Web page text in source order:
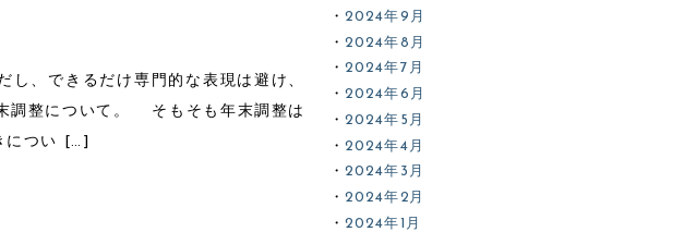
、できるだけ専門的な表現は避け、
調整について。 そもそも年末調整は
につい […]
2024年9月
2024年8月
2024年7月
2024年6月
2024年5月
2024年4月
2024年3月
2024年2月
2024年1月